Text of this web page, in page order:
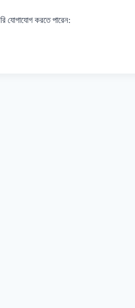
যোগাযোগ করতে পারেন: